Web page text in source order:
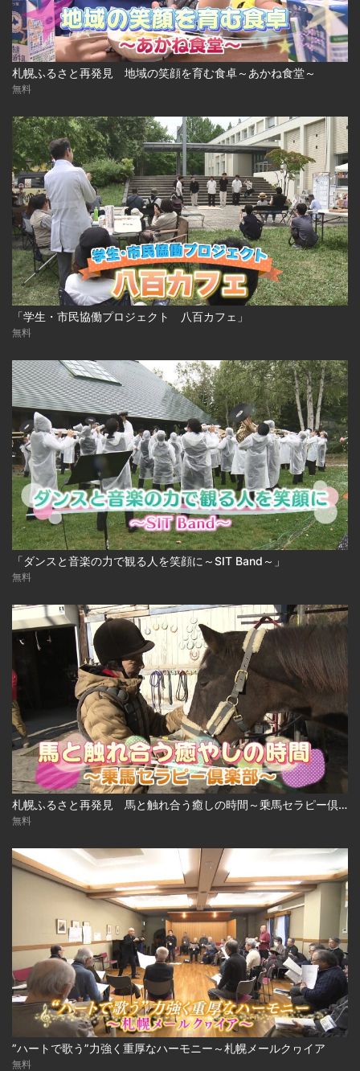
札幌ふるさと再発見 地域の笑顔を育む食卓～あかね食堂～
無料
「学生・市民協働プロジェクト 八百カフェ」
無料
「ダンスと音楽の力で観る人を笑顔に～SIT Band～」
無料
札幌ふるさと再発見 馬と触れ合う癒しの時間～乗馬セラピー倶楽部～
無料
”ハートで歌う”力強く重厚なハーモニー～札幌メールクヮイア
無料